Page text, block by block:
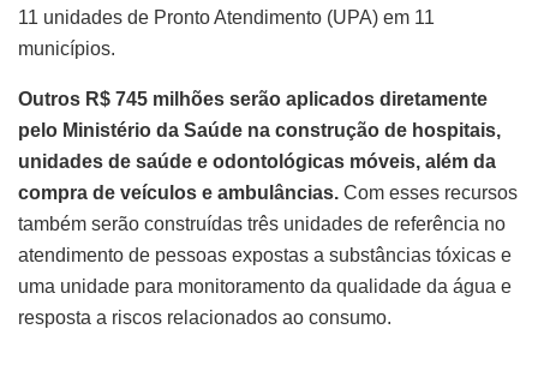
11 unidades de Pronto Atendimento (UPA) em 11
municípios.
Outros R$ 745 milhões serão aplicados diretamente
pelo Ministério da Saúde na construção de hospitais,
unidades de saúde e odontológicas móveis, além da
compra de veículos e ambulâncias. Com esses recursos
também serão construídas três unidades de referência no
atendimento de pessoas expostas a substâncias tóxicas e
uma unidade para monitoramento da qualidade da água e
resposta a riscos relacionados ao consumo.